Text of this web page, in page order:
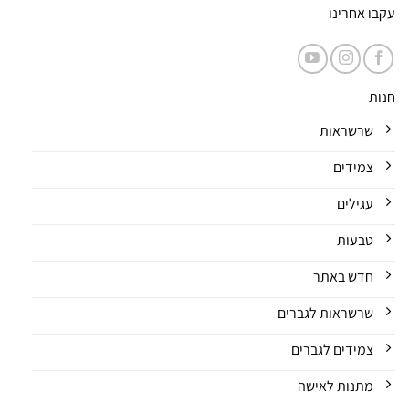
עקבו אחרינו
חנות
שרשראות
צמידים
עגילים
טבעות
חדש באתר
שרשראות לגברים
צמידים לגברים
מתנות לאישה